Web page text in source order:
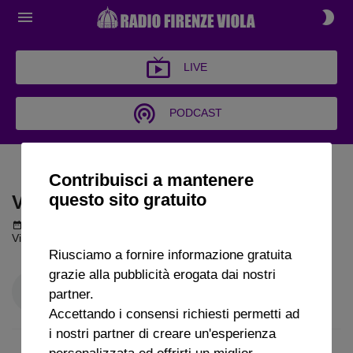
LIVE
PODCAST
VIOLA AMORE MIO
VIOLA AMORE MIO
Viola Amore mio puntata del 07 07 2026
Contribuisci a mantenere
questo sito gratuito
Riusciamo a fornire informazione gratuita
grazie alla pubblicità erogata dai nostri
partner.
Accettando i consensi richiesti permetti ad
i nostri partner di creare un'esperienza